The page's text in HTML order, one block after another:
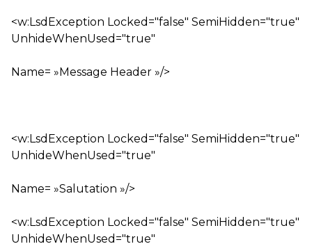
<w:LsdException Locked="false" SemiHidden="true"
UnhideWhenUsed="true"
Name= »Message Header »/>
<w:LsdException Locked="false" SemiHidden="true"
UnhideWhenUsed="true"
Name= »Salutation »/>
<w:LsdException Locked="false" SemiHidden="true"
UnhideWhenUsed="true"